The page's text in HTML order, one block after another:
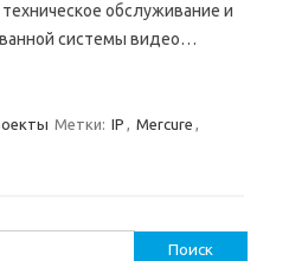
обслуживание и
системы видео…
Метки: IP , Mercure ,